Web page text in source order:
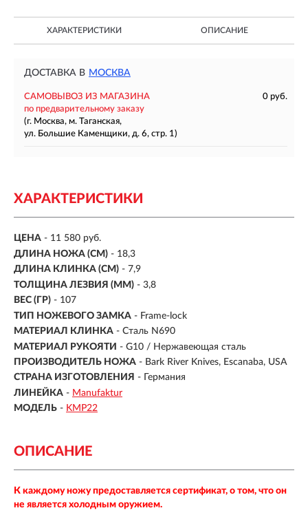
ХАРАКТЕРИСТИКИ ОПИСАНИЕ
ДОСТАВКА В МОСКВА
САМОВЫВОЗ ИЗ МАГАЗИНА
0 руб.
по предварительному заказу
(г. Москва, м. Таганская,
ул. Большие Каменщики, д. 6, стр. 1)
ХАРАКТЕРИСТИКИ
ЦЕНА - 11 580 руб.
ДЛИНА НОЖА (СМ) - 18,3
ДЛИНА КЛИНКА (СМ) - 7,9
ТОЛЩИНА ЛЕЗВИЯ (ММ) - 3,8
ВЕС (ГР) - 107
ТИП НОЖЕВОГО ЗАМКА - Frame-lock
МАТЕРИАЛ КЛИНКА - Сталь N690
МАТЕРИАЛ РУКОЯТИ - G10 / Нержавеющая сталь
ПРОИЗВОДИТЕЛЬ НОЖА - Bark River Knives, Escanaba, USA
СТРАНА ИЗГОТОВЛЕНИЯ - Германия
ЛИНЕЙКА - Manufaktur
МОДЕЛЬ - KMP22
ОПИСАНИЕ
К каждому ножу предоставляется сертификат, о том, что он
не является холодным оружием.